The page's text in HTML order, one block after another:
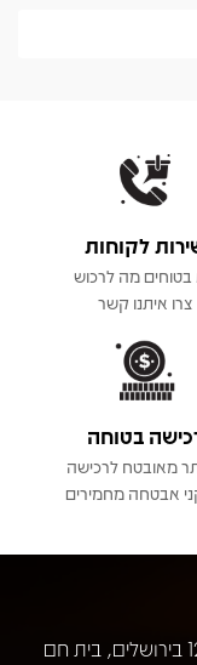
לקוחות
מה לרכוש
צרו איתנו קשר
בטוחה
מאובטח לרכישה
אבטחה מחמירים
חנות תקליטים מיתולוגית ברחוב שמאי 12 בירושלים, בית חם